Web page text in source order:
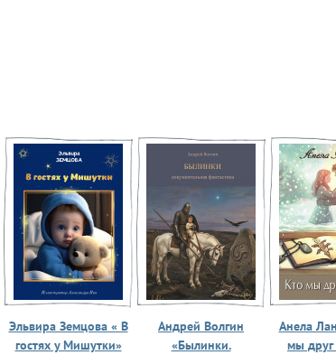
Эльвира Земцова « В
гостях у Мишутки»
Андрей Волгин
«Былинки.
Анела
мы друг